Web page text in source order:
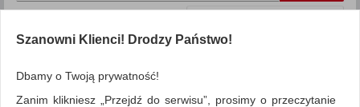
Szanowni Klienci! Drodzy Państwo!
Dbamy o Twoją prywatność!
Zanim klikniesz „Przejdź do serwisu”, prosimy o przeczytanie